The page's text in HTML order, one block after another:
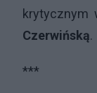
krytycznym
Czerwińską.
***